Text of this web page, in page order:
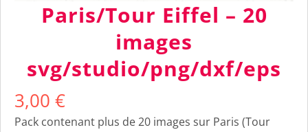
Paris/Tour Eiffel – 20
images
svg/studio/png/dxf/eps
3,00 €
Pack contenant plus de 20 images sur Paris (Tour